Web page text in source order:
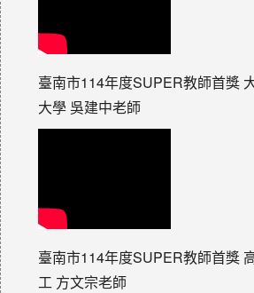
臺南市114年度SUPER教師首獎
大學 吳建中老師
臺南市114年度SUPER教師首獎
工 方文宗老師